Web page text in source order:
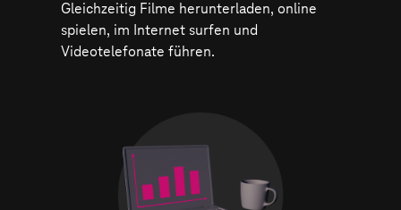
Gleichzeitig Filme herunterladen, online
spielen, im Internet surfen und
Videotelefonate führen.